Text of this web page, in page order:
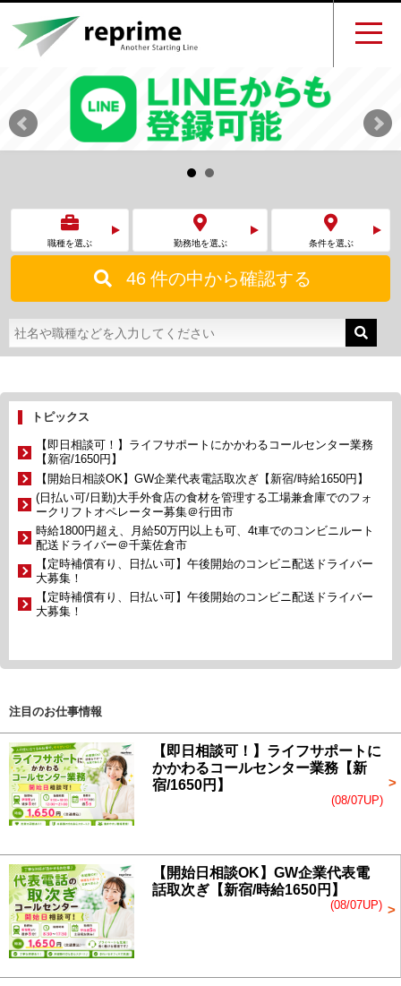
職種を選ぶ 勤務地を選ぶ 条件を選ぶ
46 件の中から確認する
トピックス
【即日相談可！】ライフサポートにかかわるコールセンター業務
【新宿/1650円】
【開始日相談OK】GW企業代表電話取次ぎ【新宿/時給1650円】
(日払い可/日勤)大手外食店の食材を管理する工場兼倉庫でのフォ
ークリフトオペレーター募集＠行田市
時給1800円超え、月給50万円以上も可、4t車でのコンビニルート
配送ドライバー＠千葉佐倉市
【定時補償有り、日払い可】午後開始のコンビニ配送ドライバー
大募集！
【定時補償有り、日払い可】午後開始のコンビニ配送ドライバー
大募集！
注目のお仕事情報
【即日相談可！】ライフサポートに
かかわるコールセンター業務【新
宿/1650円】
(08/07UP)
【開始日相談OK】GW企業代表電
話取次ぎ【新宿/時給1650円】
(08/07UP)